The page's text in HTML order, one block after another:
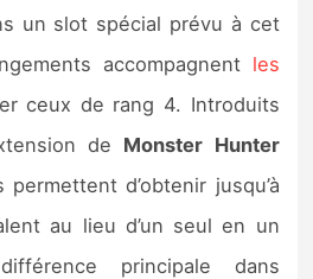
un slot spécial prévu à cet
accompagnent les
ceux de rang 4. Introduits
de Monster Hunter
d’obtenir jusqu’à
au lieu d’un seul en un
principale dans